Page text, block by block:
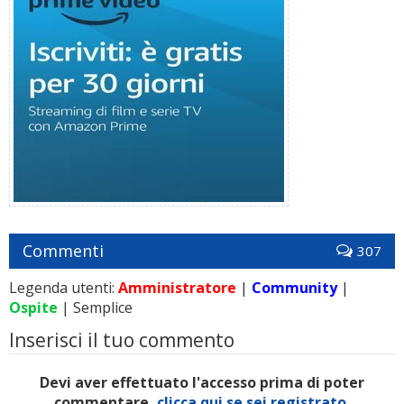
Commenti 307
Legenda utenti: Amministratore | Community|
Ospite | Semplice
Inserisci il tuo commento
Devi aver effettuato l'accesso prima di poter